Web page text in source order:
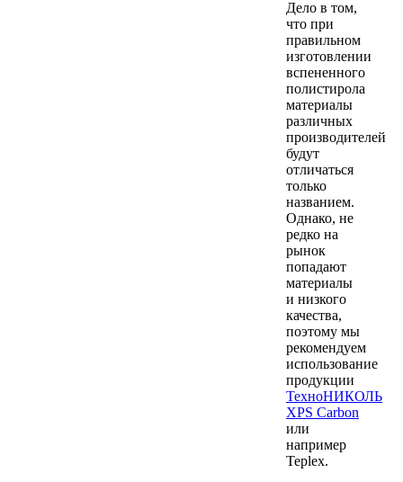
Дело в том,
что при
правильном
изготовлении
вспененного
полистирола
материалы
различных
производителей
будут
отличаться
только
названием.
Однако, не
редко на
рынок
попадают
материалы
и низкого
качества,
поэтому мы
рекомендуем
использование
продукции
ТехноНИКОЛЬ
XPS Carbon
или
например
Teplex.